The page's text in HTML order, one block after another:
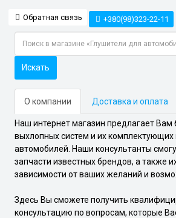
Обратная связь +380(98)323-22-11
Искать
О компании Доставка и оплата
Наш интернет магазин предлагает
выхлопных систем и их
автомобилей. Наши консультанты
запчасти известных брендов, а также
зависимости от ваших желаний и
Здесь Вы сможете получить
консультацию по вопросам, которые